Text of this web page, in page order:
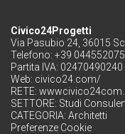
Civico24Progetti
Via Pasubio 24, 36015
Telefono: +39
Partita IVA: 02470490240
Web: civico24.com/
RETE:
SETTORE: Studi
CATEGORIA: Architetti
Preferenze Cookie